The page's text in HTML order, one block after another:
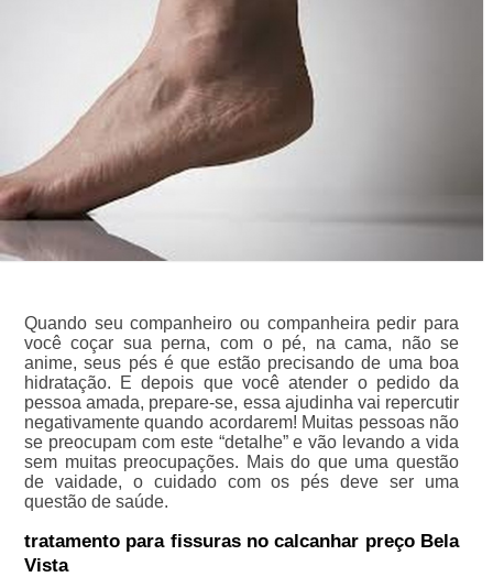
Quando seu companheiro ou companheira pedir para
você coçar sua perna, com o pé, na cama, não se
anime, seus pés é que estão precisando de uma boa
hidratação. E depois que você atender o pedido da
pessoa amada, prepare-se, essa ajudinha vai repercutir
negativamente quando acordarem! Muitas pessoas não
se preocupam com este “detalhe” e vão levando a vida
sem muitas preocupações. Mais do que uma questão
de vaidade, o cuidado com os pés deve ser uma
questão de saúde.
tratamento para fissuras no calcanhar preço Bela
Vista